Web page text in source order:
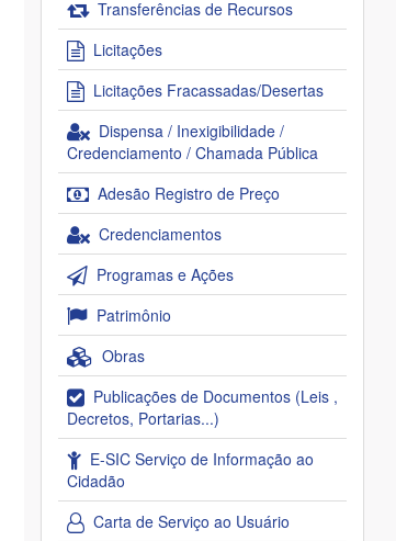
Transferências de Recursos
Licitações
Licitações Fracassadas/Desertas
Dispensa / Inexigibilidade /
Credenciamento / Chamada Pública
Adesão Registro de Preço
Credenciamentos
Programas e Ações
Patrimônio
Obras
Publicações de Documentos (Leis ,
Decretos, Portarias...)
E-SIC Serviço de Informação ao
Cidadão
Carta de Serviço ao Usuário